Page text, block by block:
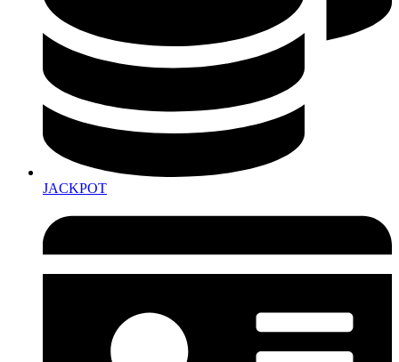
JACKPOT